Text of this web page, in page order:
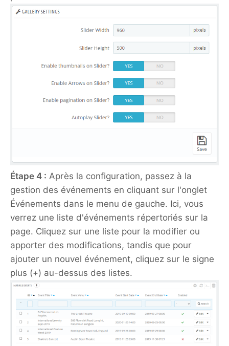
Étape 4 : Après la configuration, passez à la
gestion des événements en cliquant sur l'onglet
Événements dans le menu de gauche. Ici, vous
verrez une liste d'événements répertoriés sur la
page. Cliquez sur une liste pour la modifier ou
apporter des modifications, tandis que pour
ajouter un nouvel événement, cliquez sur le signe
plus (+) au-dessus des listes.